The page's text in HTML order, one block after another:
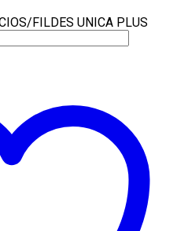
FILDES UNICA PLUS